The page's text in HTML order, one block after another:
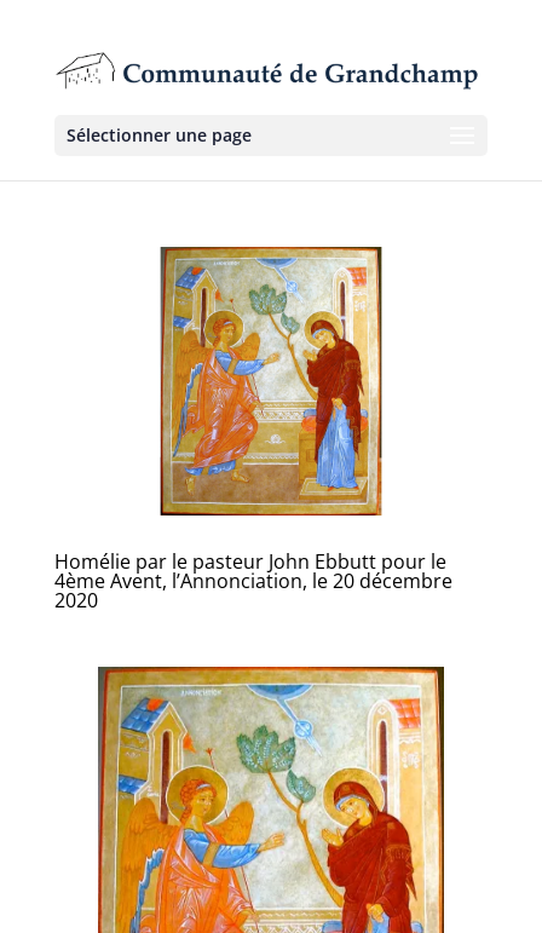
Sélectionner une page
Homélie par le pasteur John Ebbutt pour le
4ème Avent, l’Annonciation, le 20 décembre
2020